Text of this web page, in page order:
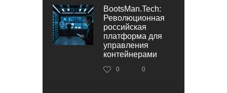
BootsMan.Tech:
Революционная
российская
платформа для
управления
контейнерами
0 0